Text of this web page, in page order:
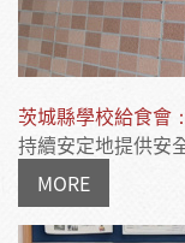
茨城縣學校給食會
持續安定地提供安
MORE